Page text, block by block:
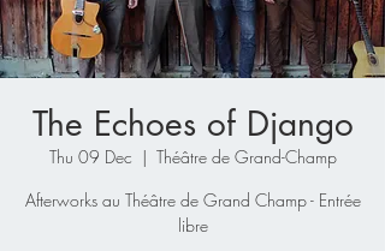
The Echoes of Django
Thu 09 Dec
  |
Théâtre de Grand-Champ
Afterworks au Théâtre de Grand Champ - Entrée
libre